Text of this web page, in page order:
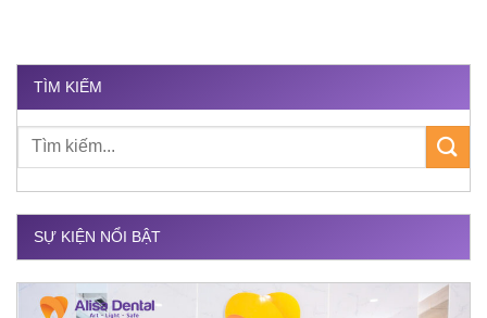
TÌM KIẾM
SỰ KIỆN NỔI BẬT